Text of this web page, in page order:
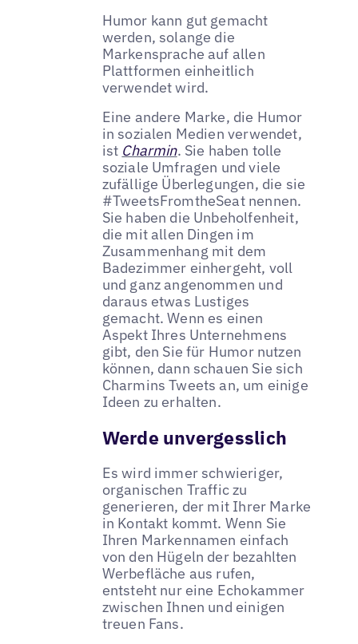
Humor kann gut gemacht
werden, solange die
Markensprache auf allen
Plattformen einheitlich
verwendet wird.
Eine andere Marke, die Humor
in sozialen Medien verwendet,
ist Charmin. Sie haben tolle
soziale Umfragen und viele
zufällige Überlegungen, die sie
#TweetsFromtheSeat nennen.
Sie haben die Unbeholfenheit,
die mit allen Dingen im
Zusammenhang mit dem
Badezimmer einhergeht, voll
und ganz angenommen und
daraus etwas Lustiges
gemacht. Wenn es einen
Aspekt Ihres Unternehmens
gibt, den Sie für Humor nutzen
können, dann schauen Sie sich
Charmins Tweets an, um einige
Ideen zu erhalten.
Werde unvergesslich
Es wird immer schwieriger,
organischen Traffic zu
generieren, der mit Ihrer Marke
in Kontakt kommt. Wenn Sie
Ihren Markennamen einfach
von den Hügeln der bezahlten
Werbefläche aus rufen,
entsteht nur eine Echokammer
zwischen Ihnen und einigen
treuen Fans.